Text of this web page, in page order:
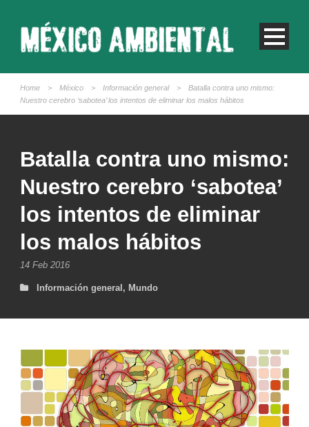
Home > México > Información general >
Batalla contra uno mismo:
Nuestro cerebro ‘sabotea’ los intentos de eliminar los malos hábitos
Batalla contra uno mismo:
Nuestro cerebro ‘sabotea’
los intentos de eliminar
los malos hábitos
14 Feb 2016
Información general , Mundo